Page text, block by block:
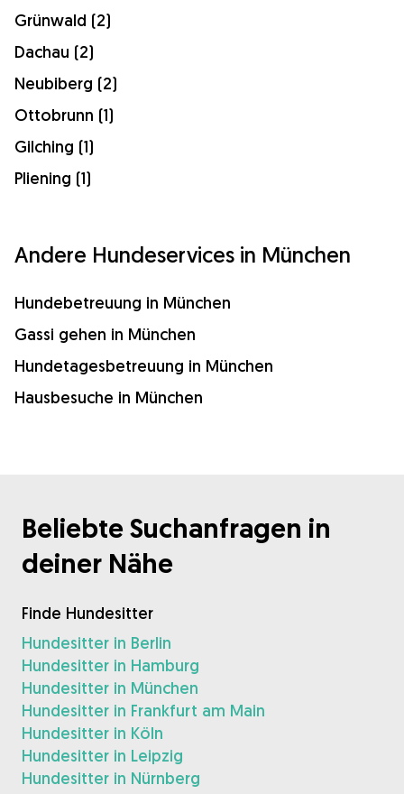
Grünwald (2)
Dachau (2)
Neubiberg (2)
Ottobrunn (1)
Gilching (1)
Pliening (1)
Andere Hundeservices in München
Hundebetreuung in München
Gassi gehen in München
Hundetagesbetreuung in München
Hausbesuche in München
Beliebte Suchanfragen in
deiner Nähe
Finde Hundesitter
Hundesitter in Berlin
Hundesitter in Hamburg
Hundesitter in München
Hundesitter in Frankfurt am Main
Hundesitter in Köln
Hundesitter in Leipzig
Hundesitter in Nürnberg